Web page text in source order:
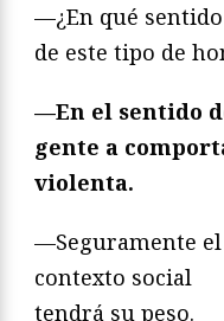
—¿En qué
de este tipo de
—En el sentido
gente a
violenta.
—Seguramente el
contexto social
tendrá su peso.